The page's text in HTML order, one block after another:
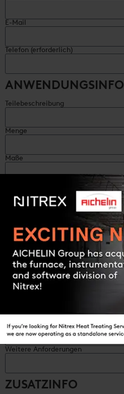
E-Mail
Telefon (erforderlich)
ANWENDUNGSINFO
Teilebeschreibung
Menge
Maße
Art des Verfahrens (erforderlich)
Oberflächenhärte (erforderlich)
Einhaltung der Wärmebehandlung
Weitere Anforderungen
ZUSATZINFO